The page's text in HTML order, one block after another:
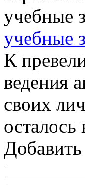
учебные
К
ведения
своих
осталось